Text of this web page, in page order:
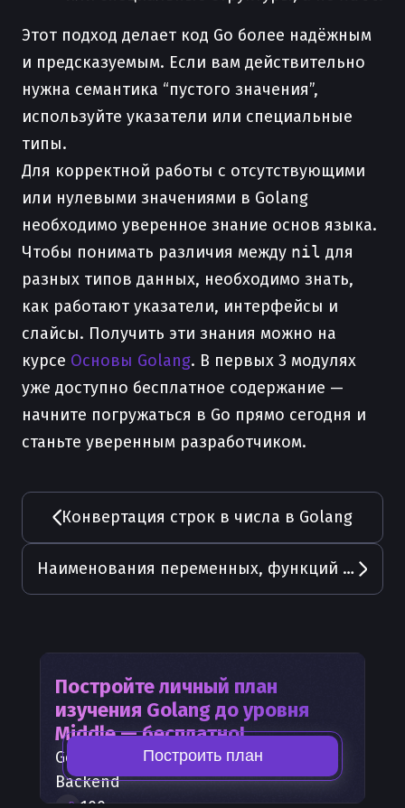
Этот подход делает код Go более надёжным
и предсказуемым. Если вам действительно
нужна семантика “пустого значения”,
используйте указатели или специальные
типы.
Для корректной работы с отсутствующими
или нулевыми значениями в Golang
необходимо уверенное знание основ языка.
Чтобы понимать различия между nil для
разных типов данных, необходимо знать,
как работают указатели, интерфейсы и
слайсы. Получить эти знания можно на
курсе Основы Golang. В первых 3 модулях
уже доступно бесплатное содержание —
начните погружаться в Go прямо сегодня и
станьте уверенным разработчиком.
Конвертация строк в числа в Golang
Наименования переменных, функций и структур в Go
Постройте личный план
изучения Golangдо уровня
Middle — бесплатно!
Golang
— часть карты развития
Backend
Построить план